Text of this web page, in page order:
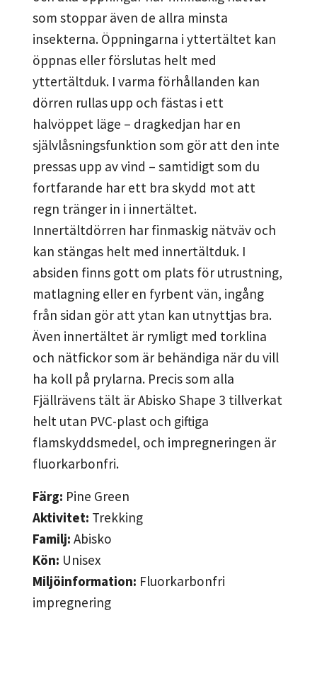
som stoppar även de allra minsta
insekterna. Öppningarna i yttertältet kan
öppnas eller förslutas helt med
yttertältduk. I varma förhållanden kan
dörren rullas upp och fästas i ett
halvöppet läge – dragkedjan har en
självlåsningsfunktion som gör att den inte
pressas upp av vind – samtidigt som du
fortfarande har ett bra skydd mot att
regn tränger in i innertältet.
Innertältdörren har finmaskig nätväv och
kan stängas helt med innertältduk. I
absiden finns gott om plats för utrustning,
matlagning eller en fyrbent vän, ingång
från sidan gör att ytan kan utnyttjas bra.
Även innertältet är rymligt med torklina
och nätfickor som är behändiga när du vill
ha koll på prylarna. Precis som alla
Fjällrävens tält är Abisko Shape 3 tillverkat
helt utan PVC-plast och giftiga
flamskyddsmedel, och impregneringen är
fluorkarbonfri.
Färg: Pine Green
Aktivitet: Trekking
Familj: Abisko
Kön: Unisex
Miljöinformation: Fluorkarbonfri
impregnering